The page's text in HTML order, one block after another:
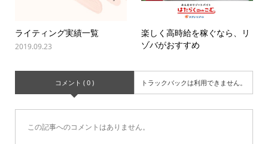
ライティング実績一覧
2019.09.23
楽しく高時給を稼ぐなら、リ
ゾバがおすすめ
コメント ( 0 ) トラックバックは利用できません。
この記事へのコメントはありません。